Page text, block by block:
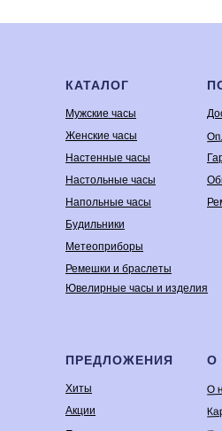
КАТАЛОГ
Мужские часы
Женские часы
Настенные часы
Настольные часы
Напольные часы
Будильники
Метеоприборы
Ремешки и браслеты
Ювелирные часы и изделия
ПРЕДЛОЖЕНИЯ
Хиты
Акции
О
О